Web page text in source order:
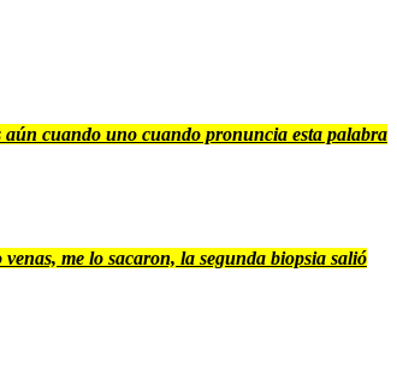
aún cuando uno cuando pronuncia esta palabra
me lo sacaron, la segunda biopsia salió